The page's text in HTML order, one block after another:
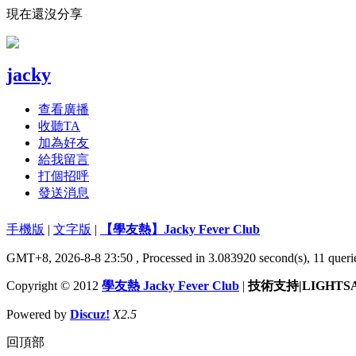
現在還沒分享
jacky
查看廣播
收聽TA
加為好友
給我留言
打個招呼
發送消息
手機版 | 文字版 | 【學友熱】Jacky Fever Club
GMT+8, 2026-8-8 23:50 , Processed in 3.083920 second(s), 11
Copyright © 2012 學友熱 Jacky Fever Club | 技術支持
Powered by Discuz! X2.5
回頂部